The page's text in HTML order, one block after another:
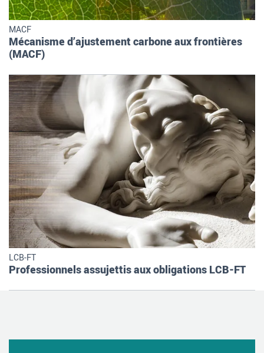
MACF
Mécanisme d’ajustement carbone aux frontières
(MACF)
LCB-FT
Professionnels assujettis aux obligations LCB-FT